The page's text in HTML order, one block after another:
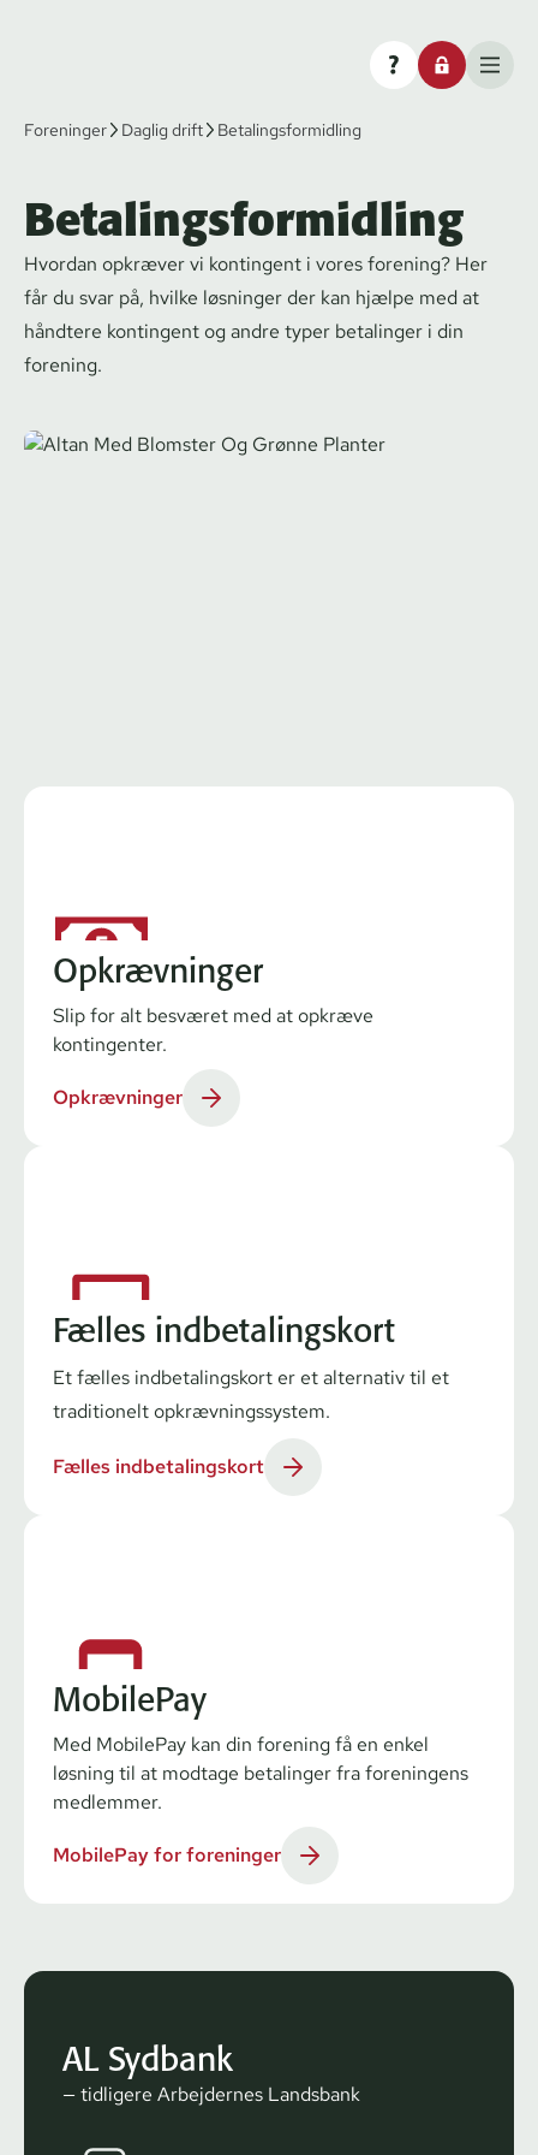
Foreninger Daglig drift Betalingsformidling
Betalingsformidling
Hvordan opkræver vi kontingent i vores forening? Her
får du svar på, hvilke løsninger der kan hjælpe med at
håndtere kontingent og andre typer betalinger i din
forening.
Opkrævninger
Slip for alt besværet med at opkræve
kontingenter.
Opkrævninger
Fælles indbetalingskort
Et fælles ind­be­ta­lings­kort er et alternativ til et
traditionelt opkræv­nings­sy­stem.
Fælles indbetalingskort
MobilePay
Med MobilePay kan din forening få en enkel
løsning til at modtage betalinger fra foreningens
medlemmer.
MobilePay for foreninger
AL Sydbank
— tidligere Arbejdernes Landsbank